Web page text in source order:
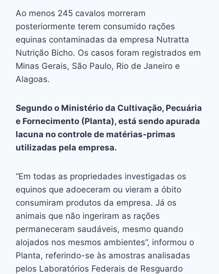
e
b
o
o
k
s
e
n
g
er
s
A
p
p
a
d
s
er
st dI
n
p
y
Li
n
k
Ao menos 245 cavalos morreram
posteriormente terem consumido rações
equinas contaminadas da empresa Nutratta
Nutrição Bicho. Os casos foram registrados em
Minas Gerais, São Paulo, Rio de Janeiro e
Alagoas.
Segundo o Ministério da Cultivação, Pecuária
e Fornecimento (Planta), está sendo apurada
lacuna no controle de matérias-primas
utilizadas pela empresa.
“Em todas as propriedades investigadas os
equinos que adoeceram ou vieram a óbito
consumiram produtos da empresa. Já os
animais que não ingeriram as rações
permaneceram saudáveis, mesmo quando
alojados nos mesmos ambientes”, informou o
Planta, referindo-se às amostras analisadas
pelos Laboratórios Federais de Resguardo